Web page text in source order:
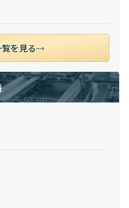
を見る